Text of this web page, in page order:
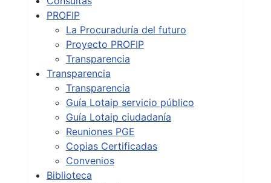
PROFIP
La Procuraduría del futuro
Proyecto PROFIP
Transparencia
Transparencia
Transparencia
Guía Lotaip servicio público
Guía Lotaip ciudadanía
Reuniones PGE
Copias Certificadas
Convenios
Biblioteca